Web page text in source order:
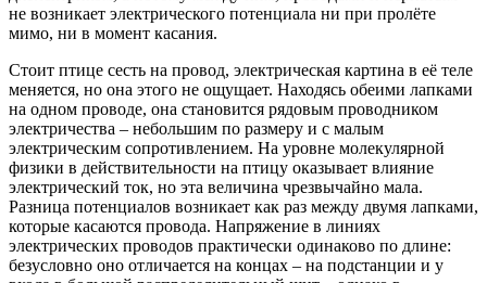
не возникает электрического потенциала ни при пролёте
мимо, ни в момент касания.
Стоит птице сесть на провод, электрическая картина в её теле
меняется, но она этого не ощущает. Находясь обеими лапками
на одном проводе, она становится рядовым проводником
электричества – небольшим по размеру и с малым
электрическим сопротивлением. На уровне молекулярной
физики в действительности на птицу оказывает влияние
электрический ток, но эта величина чрезвычайно мала.
Разница потенциалов возникает как раз между двумя лапками,
которые касаются провода. Напряжение в линиях
электрических проводов практически одинаково по длине:
безусловно оно отличается на концах – на подстанции и у